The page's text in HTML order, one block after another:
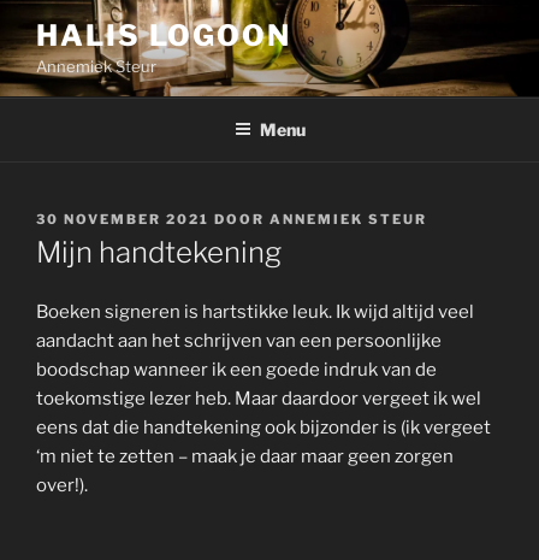
naar
de
inhoud
HALIS LOGOON
Annemiek Steur
Menu
GEPLAATST
OP
30 NOVEMBER 2021 DOOR ANNEMIEK STEUR
Mijn handtekening
Boeken signeren is hartstikke leuk. Ik wijd altijd veel
aandacht aan het schrijven van een persoonlijke
boodschap wanneer ik een goede indruk van de
toekomstige lezer heb. Maar daardoor vergeet ik wel
eens dat die handtekening ook bijzonder is (ik vergeet
‘m niet te zetten – maak je daar maar geen zorgen
over!).